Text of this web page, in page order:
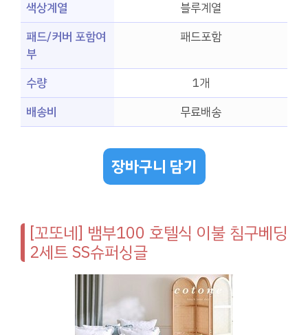
색상계열
블루계열
패드/커버 포함여
부
패드포함
수량
1개
배송비
무료배송
장바구니 담기
[꼬또네] 뱀부100 호텔식 이불 침구베딩
2세트 SS슈퍼싱글